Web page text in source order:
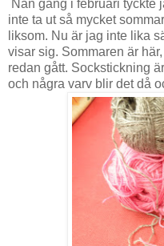
Nån gång i februari tyckte
inte ta ut så mycket
liksom. Nu är jag inte lika
visar sig. Sommaren är
redan gått. Sockstickning
och några varv blir det då